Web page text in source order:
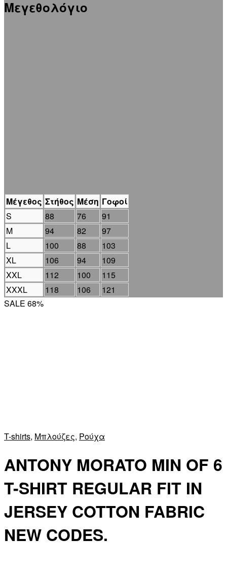
Μεγεθολόγιο
Μέγεθος Στήθος Μέση Γοφοί
S
88 76
91
M
94 82
97
L
100 88
103
XL
106 94
109
XXL
112 100
115
XXXL
118 106
121
SALE 68%
T-shirts, Μπλούζες, Ρούχα
ANTONY MORATO MIN OF 6
T-SHIRT REGULAR FIT IN
JERSEY COTTON FABRIC
NEW CODES.